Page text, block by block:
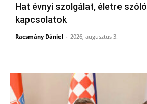
Hat évnyi szolgálat, életre szóló
kapcsolatok
Racsmány Dániel - 2026, augusztus 3.